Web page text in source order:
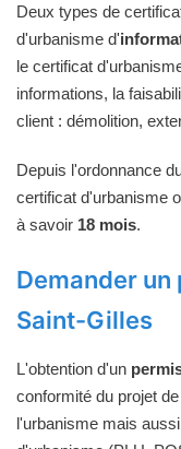
Deux types de
d'urbanisme d'
le certificat
informations, la
client : démolition,
Depuis l'ordonnance
certificat d'urbanisme
à savoir 18 mois.
Demander
Saint-Gilles
L'obtention d'un
conformité du projet
l'urbanisme mais